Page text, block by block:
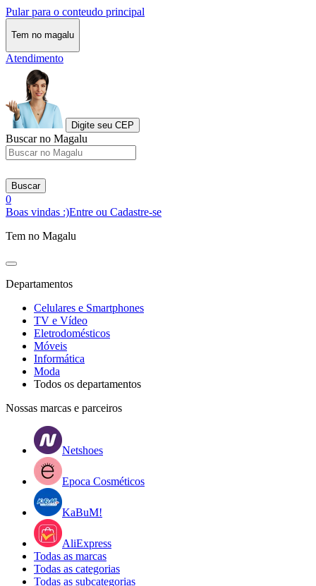
Pular para o conteudo principal
Tem no magalu
Atendimento
Digite seu CEP
Buscar no Magalu
Buscar
0
Boas vindas :)Entre ou Cadastre-se
Tem no Magalu
Departamentos
Celulares e Smartphones
TV e Vídeo
Eletrodomésticos
Móveis
Informática
Moda
Todos os departamentos
Nossas marcas e parceiros
Netshoes
Epoca Cosméticos
KaBuM!
AliExpress
Todas as marcas
Todas as categorias
Todas as subcategorias